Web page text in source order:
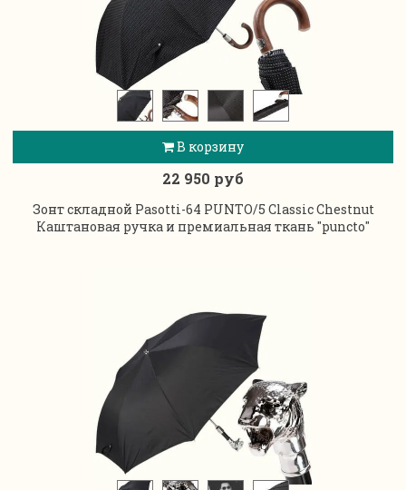
В корзину
22 950 руб
Зонт складной Pasotti-64 PUNTO/5 Classic Chestnut
Каштановая ручка и премиальная ткань "puncto"